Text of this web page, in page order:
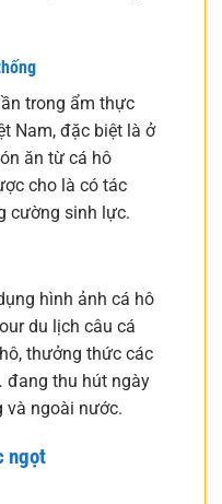
trong ẩm thực
Nam, đặc biệt là ở
ăn từ cá hô
cho là có tác
cường sinh lực.
hình ảnh cá hô
du lịch câu cá
thưởng thức các
đang thu hút ngày
và ngoài nước.
ngọt